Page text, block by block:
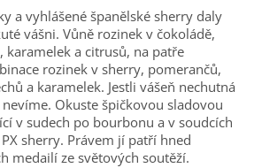
a vyhlášené španělské sherry daly
vášni. Vůně rozinek v čokoládě,
karamelek a citrusů, na patře
rozinek v sherry, pomerančů,
a karamelek. Jestli vášeň nechutná
Okuste špičkovou sladovou
v sudech po bourbonu a v soudcích
sherry. Právem jí patří hned
medailí ze světových soutěží.